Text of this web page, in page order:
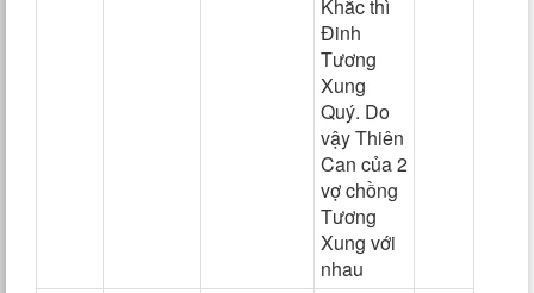
Khắc thì
Đinh
Tương
Xung
Quý. Do
vậy Thiên
Can của 2
vợ chồng
Tương
Xung với
nhau